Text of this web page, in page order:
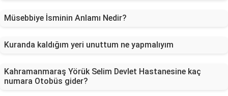
Müsebbiye İsminin Anlamı Nedir?
Kuranda kaldığım yeri unuttum ne yapmalıyım
Kahramanmaraş Yörük Selim Devlet Hastanesine kaç
numara Otobüs gider?